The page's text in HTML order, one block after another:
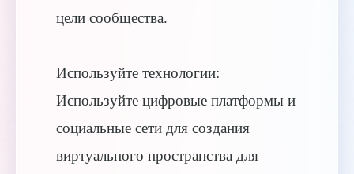
цели сообщества.
Используйте технологии:
Используйте цифровые платформы и
социальные сети для создания
виртуального пространства для